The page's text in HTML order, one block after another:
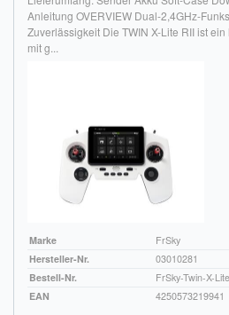
Anleitung OVERVIEW Dual-2,4GHz-
Zuverlässigkeit Die TWIN X-Lite RII ist
mit g...
Marke
FrSky
Hersteller-Nr.
03010281
Bestell-Nr.
FrSky-Twin-X-
EAN
4250573219941